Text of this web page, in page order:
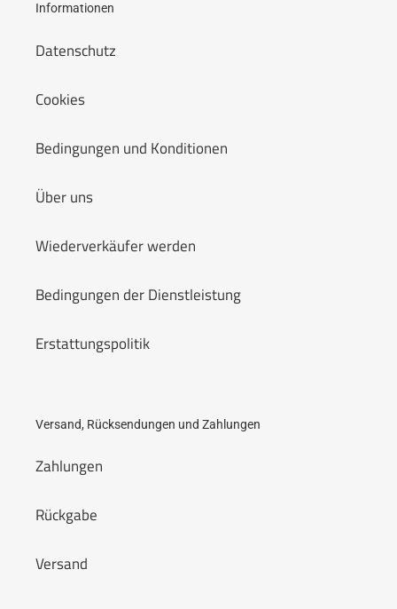
Informationen
Datenschutz
Cookies
Bedingungen und Konditionen
Über uns
Wiederverkäufer werden
Bedingungen der Dienstleistung
Erstattungspolitik
Versand, Rücksendungen und Zahlungen
Zahlungen
Rückgabe
Versand